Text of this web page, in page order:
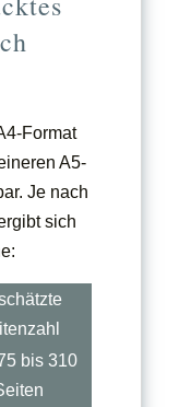
Format
A5-
Je nach
sich
bis 310